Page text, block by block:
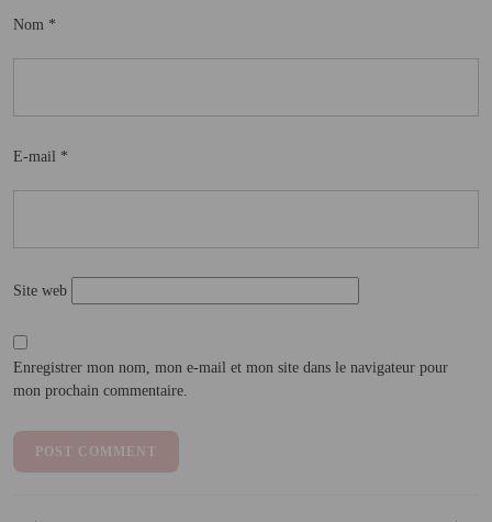
Nom *
E-mail *
Site web
Enregistrer mon nom, mon e-mail et mon site dans le navigateur pour
mon prochain commentaire.